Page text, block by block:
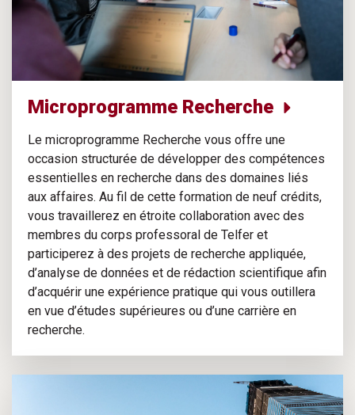
Microprogramme Recherche
Le microprogramme Recherche vous offre une
occasion structurée de développer des compétences
essentielles en recherche dans des domaines liés
aux affaires. Au fil de cette formation de neuf crédits,
vous travaillerez en étroite collaboration avec des
membres du corps professoral de Telfer et
participerez à des projets de recherche appliquée,
d’analyse de données et de rédaction scientifique afin
d’acquérir une expérience pratique qui vous outillera
en vue d’études supérieures ou d’une carrière en
recherche.